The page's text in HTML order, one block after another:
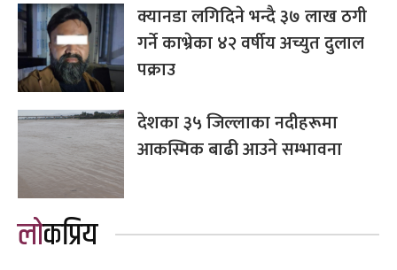
क्यानडा लगिदिने भन्दै ३७ लाख ठगी
गर्ने काभ्रेका ४२ वर्षीय अच्युत दुलाल
पक्राउ
देशका ३५ जिल्लाका नदीहरूमा
आकस्मिक बाढी आउने सम्भावना
लोकप्रिय